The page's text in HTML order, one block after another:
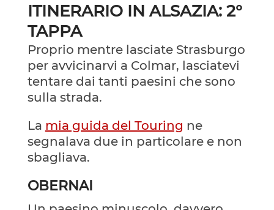
ITINERARIO IN ALSAZIA: 2°
TAPPA
Proprio mentre lasciate Strasburgo
per avvicinarvi a Colmar, lasciatevi
tentare dai tanti paesini che sono
sulla strada.
La mia guida del Touring ne
segnalava due in particolare e non
sbagliava.
OBERNAI